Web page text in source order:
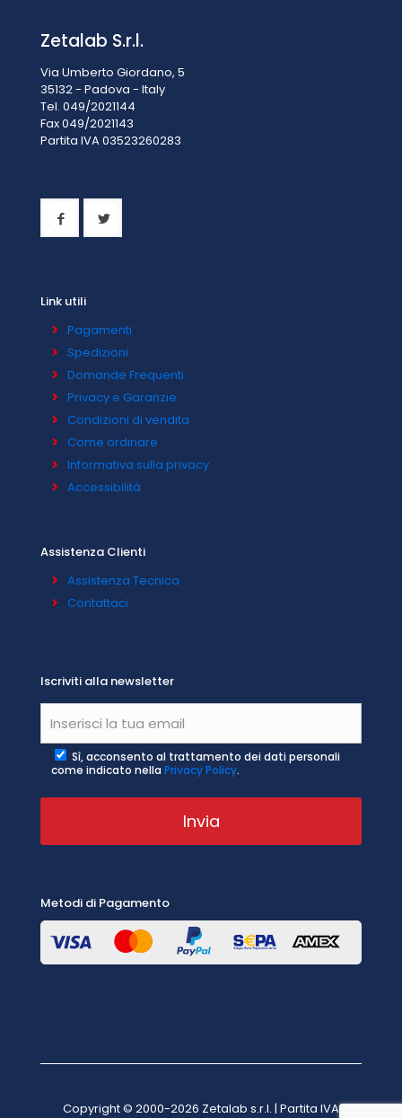
Zetalab S.r.l.
Via Umberto Giordano, 5
35132 - Padova - Italy
Tel. 049/2021144
Fax 049/2021143
Partita IVA 03523260283
Link utili
Pagamenti
Spedizioni
Domande Frequenti
Privacy e Garanzie
Condizioni di vendita
Come ordinare
Informativa sulla privacy
Accessibilità
Assistenza Clienti
Assistenza Tecnica
Contattaci
Iscriviti alla newsletter
Sì, acconsento al trattamento dei dati personali
come indicato nella Privacy Policy.
Metodi di Pagamento
Copyright © 2000-2026 Zetalab s.r.l. | Partita IVA